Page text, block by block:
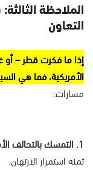
الملاحظة
التعاون
إذا ما فكرت قطر – أو
الأمريكية، فما هي
مسارات:
1. التمسك بالتحالف الأميركي:
ثمنه استمرار الارتهان.